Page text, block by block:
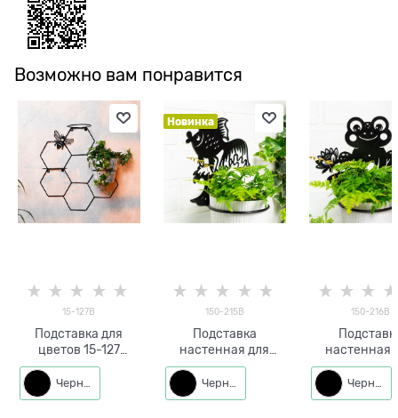
Возможно вам понравится
15-127B
Подставка для
цветов 15-127
настенная на три
кашпо d=14см
Черный
Новинка
150-215B
Подставка
настенная для
одного растения
150-215 со съёмным
кольцом d=11 см
Черный
150-216B
настенная
одного
150-216 со
кольцом
Черный